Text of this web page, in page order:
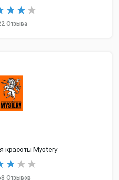
Отзыва
красоты Mystery
Отзывов